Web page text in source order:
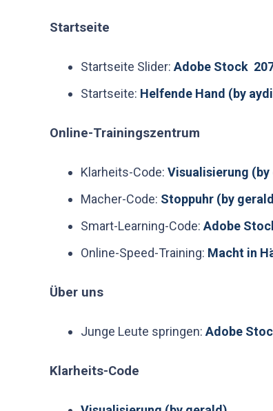
Startseite
Startseite Slider: Adobe Stock
Startseite: Helfende Hand (by
Online-Trainingszentrum
Klarheits-Code: Visualisierung
Macher-Code: Stoppuhr (by
Smart-Learning-Code: Adobe
Online-Speed-Training: Macht in
Über uns
Junge Leute springen: Adobe
Klarheits-Code